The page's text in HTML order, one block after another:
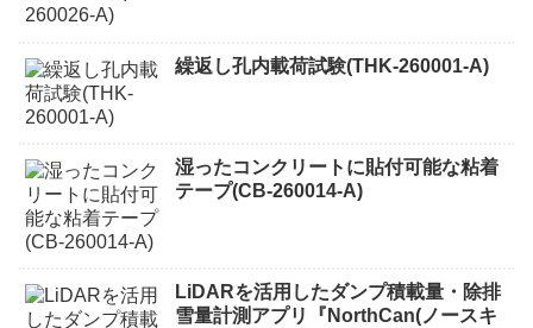
繰返し孔内載荷試験(THK-260001-A)
湿ったコンクリートに貼付可能な粘着
テープ(CB-260014-A)
LiDARを活用したダンプ積載量・除排
雪量計測アプリ『NorthCan(ノースキ